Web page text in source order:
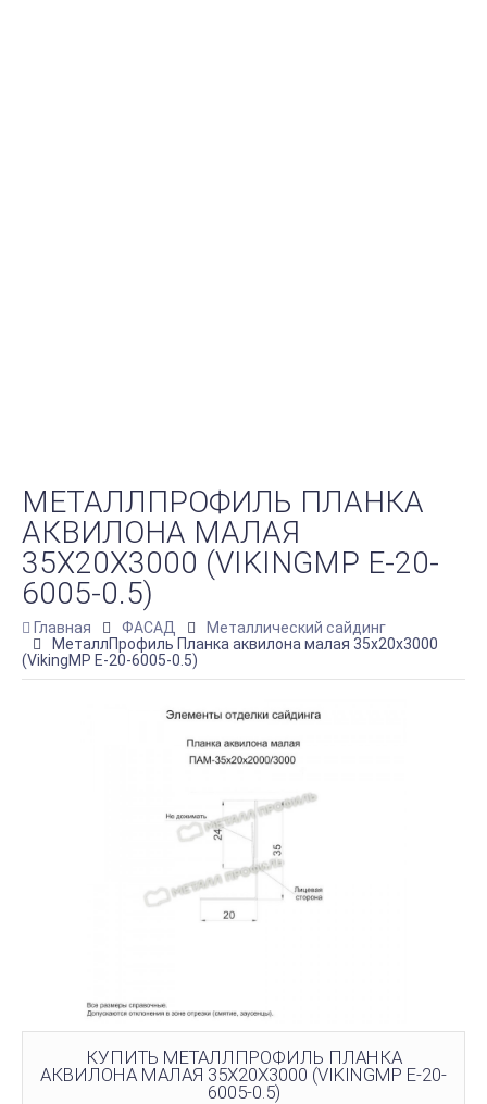
МЕТАЛЛПРОФИЛЬ ПЛАНКА
АКВИЛОНА МАЛАЯ
35Х20Х3000 (VIKINGMP E-20-
6005-0.5)
Главная ФАСАД
Металлический сайдинг
МеталлПрофиль Планка аквилона малая 35х20х3000
(VikingMP E-20-6005-0.5)
КУПИТЬ МЕТАЛЛПРОФИЛЬ ПЛАНКА
АКВИЛОНА МАЛАЯ 35Х20Х3000 (VIKINGMP E-20-
6005-0.5)